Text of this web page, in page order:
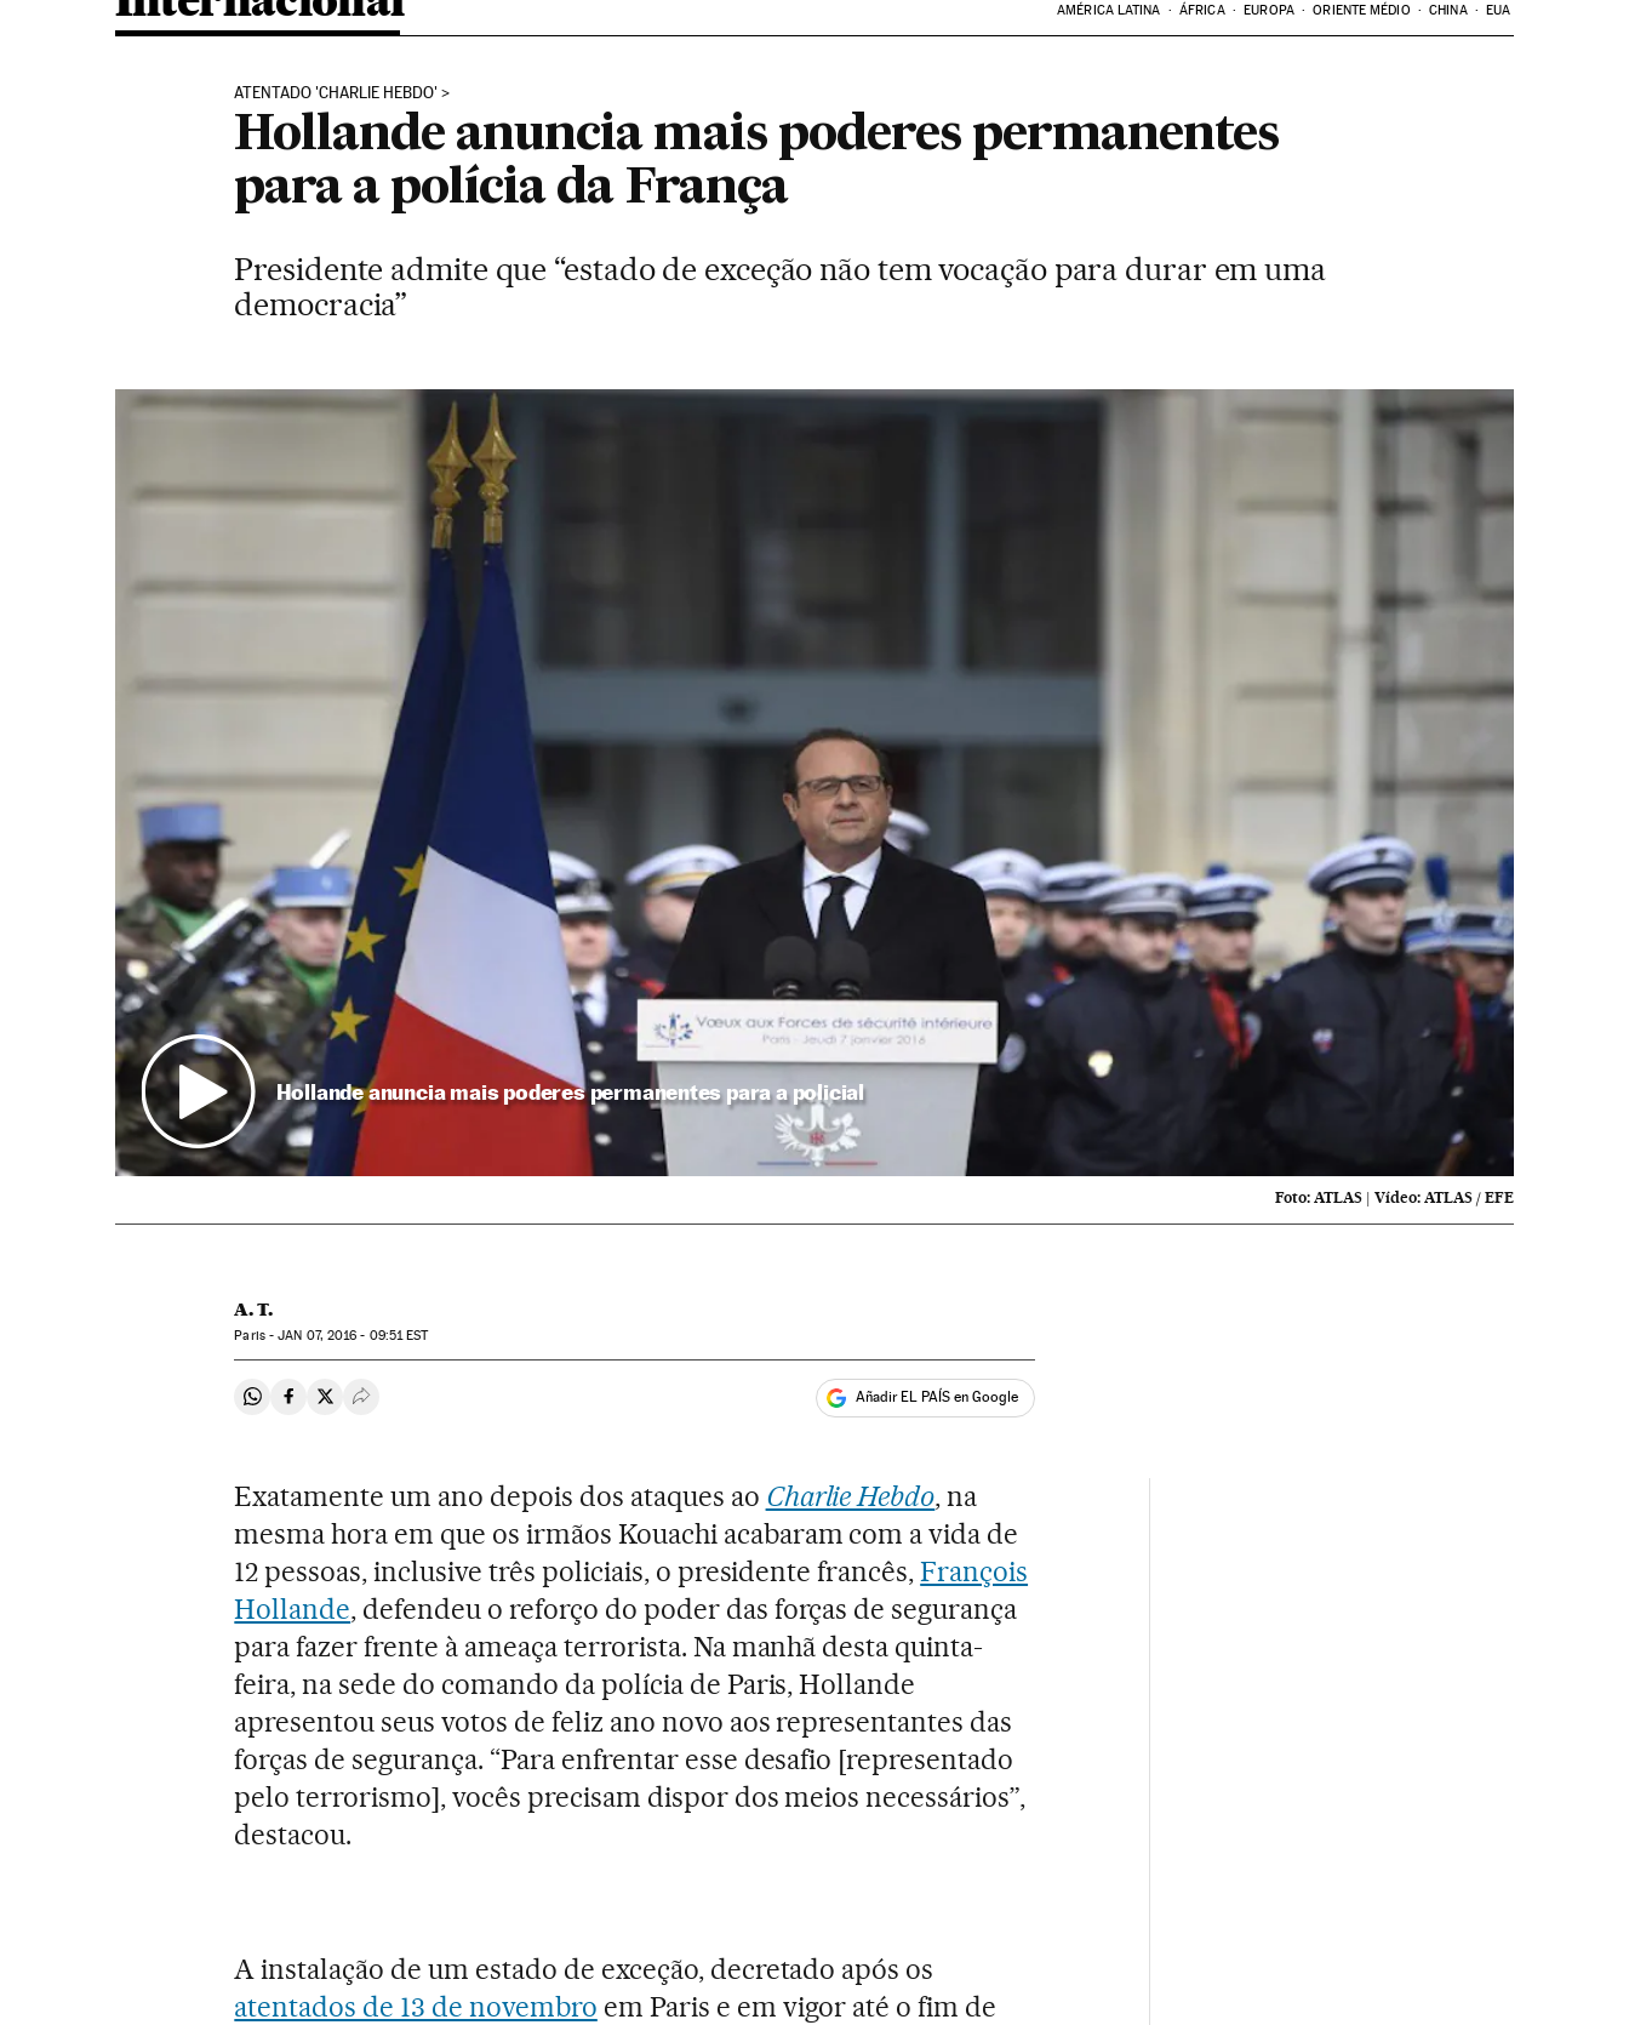
AMÉRICA LATINA ÁFRICA EUROPA ORIENTE MÉDIO CHINA EUA
ATENTADO 'CHARLIE HEBDO'
Hollande anuncia mais poderes permanentes
para a polícia da França
Presidente admite que “estado de exceção não tem vocação para durar em uma
democracia”
Hollande anuncia mais poderes permanentes para a policial
Foto: ATLAS |Vídeo: ATLAS / EFE
A. T.
Paris -JAN 07, 2016 - 09:51EST
Compartir en Whatsapp
Compartir en Facebook
Compartir en Twitter
Desplegar Redes Sociales Añadir EL PAÍS en Google
Exatamente um ano depois dos ataques ao Charlie Hebdo, na
mesma hora em que os irmãos Kouachi acabaram com a vida de
12 pessoas, inclusive três policiais, o presidente francês,François
Hollande, defendeu o reforço do poder das forças de segurança
para fazer frente à ameaça terrorista. Na manhã desta quinta-
feira, na sede do comando da polícia de Paris, Hollande
apresentou seus votos de feliz ano novo aos representantes das
forças de segurança. “Para enfrentar esse desafio [representado
pelo terrorismo], vocês precisam dispor dos meios necessários”,
destacou.
A instalação de um estado de exceção, decretado após os
atentados de 13 de novembro em Paris e em vigor até o fim de